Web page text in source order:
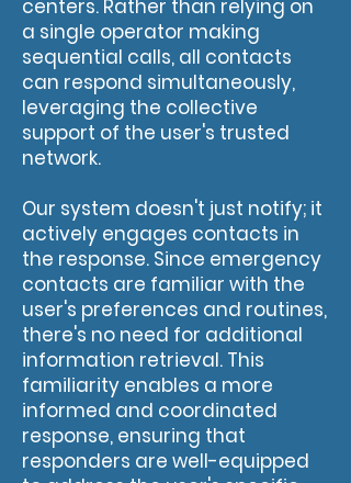
centers. Rather than relying on
a single operator making
sequential calls, all contacts
can respond simultaneously,
leveraging the collective
support of the user's trusted
network.
Our system doesn't just notify; it
actively engages contacts in
the response. Since emergency
contacts are familiar with the
user's preferences and routines,
there's no need for additional
information retrieval. This
familiarity enables a more
informed and coordinated
response, ensuring that
responders are well-equipped